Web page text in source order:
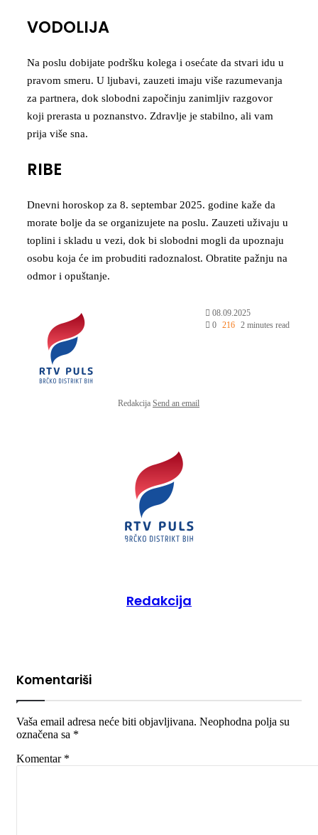
VODOLIJA
Na poslu dobijate podršku kolega i osećate da stvari idu u
pravom smeru. U ljubavi, zauzeti imaju više razumevanja
za partnera, dok slobodni započinju zanimljiv razgovor
koji prerasta u poznanstvo. Zdravlje je stabilno, ali vam
prija više sna.
RIBE
Dnevni horoskop za 8. septembar 2025. godine kaže da
morate bolje da se organizujete na poslu. Zauzeti uživaju u
toplini i skladu u vezi, dok bi slobodni mogli da upoznaju
osobu koja će im probuditi radoznalost. Obratite pažnju na
odmor i opuštanje.
Redakcija Send an email
08.09.2025
0 216 2 minutes read
Redakcija
Komentariši
Vaša email adresa neće biti objavljivana. Neophodna polja su
označena sa *
Komentar *